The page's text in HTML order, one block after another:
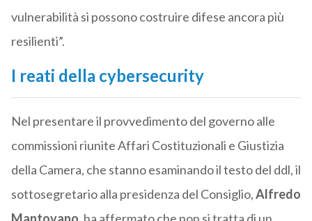
vulnerabilità si possono costruire difese ancora più
resilienti”.
I reati della cybersecurity
Nel presentare il provvedimento del governo alle
commissioni riunite Affari Costituzionali e Giustizia
della Camera, che stanno esaminando il testo del ddl, il
sottosegretario alla presidenza del Consiglio,Alfredo